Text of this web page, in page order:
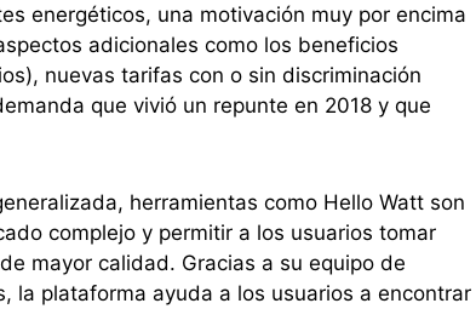
energéticos, una motivación muy por encima
adicionales como los beneficios
nuevas tarifas con o sin discriminación
que vivió un repunte en 2018 y que
herramientas como Hello Watt son
complejo y permitir a los usuarios tomar
mayor calidad. Gracias a su equipo de
la plataforma ayuda a los usuarios a encontrar